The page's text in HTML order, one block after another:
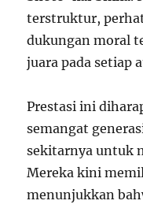
terstruktur,
dukungan moral
juara pada setiap
Prestasi ini
semangat
sekitarnya untuk
Mereka kini
menunjukkan